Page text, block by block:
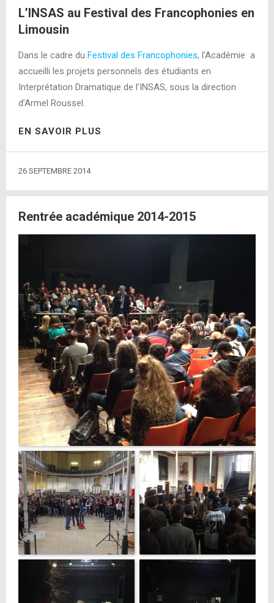
L’INSAS au Festival des Francophonies en
Limousin
Dans le cadre du Festival des Francophonies, l’Académie a
accueilli les projets personnels des étudiants en
Interprétation Dramatique de l’INSAS, sous la direction
d’Armel Roussel.
EN SAVOIR PLUS
26 SEPTEMBRE 2014
Rentrée académique 2014-2015